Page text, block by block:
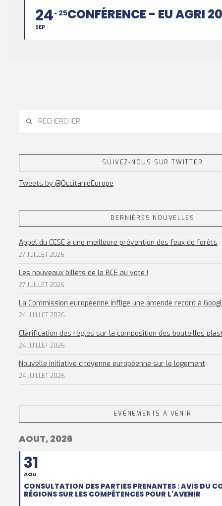
24
SEP
25CONFÉRENCE - EU AGRI
SUIVEZ-NOUS SUR TWITTER
Tweets by @OccitanieEurope
DERNIÈRES NOUVELLES
Appel du CESE à une meilleure prévention des feux de forêts
27 JUILLET 2026
Les nouveaux billets de la BCE au vote !
27 JUILLET 2026
La Commission européenne inflige une amende record à
24 JUILLET 2026
Clarification des règles sur la composition des bouteilles
24 JUILLET 2026
Nouvelle initiative citoyenne européenne sur le logement
24 JUILLET 2026
EVÈNEMENTS À VENIR
AOUT, 2026
31
AOU
CONSULTATION DES PARTIES PRENANTES : AVIS DU
RÉGIONS SUR LES COMPÉTENCES POUR L'AVENIR